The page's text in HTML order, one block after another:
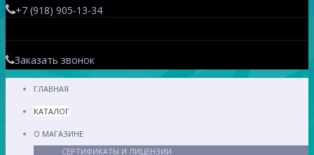
+7 (918) 905-13-34
Заказать звонок
ГЛАВНАЯ
КАТАЛОГ
О МАГАЗИНЕ
СЕРТИФИКАТЫ И ЛИЦЕНЗИИ